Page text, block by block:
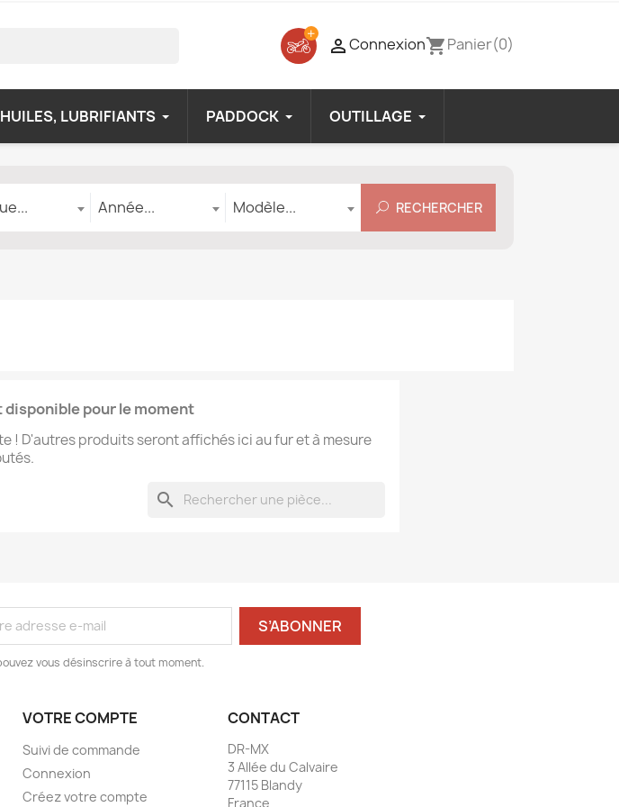
Connexionshopping_cartPanier(0)
HUILES, LUBRIFIANTS PADDOCK OUTILLAGE
Année... Modèle... RECHERCHER
pour le moment
! D'autres produits seront affichés ici au fur et à mesure
search
vous désinscrire à tout moment.
VOTRE COMPTE
Suivi de commande
Connexion
Créez votre compte
CONTACT
DR-MX
3 Allée du Calvaire
77115 Blandy
France